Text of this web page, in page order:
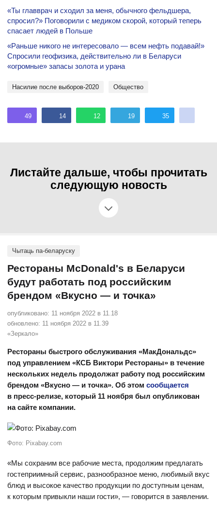
«Ты главврач и сходил за меня, обычного фельдшера,
спросил?» Поговорили с медиком скорой, который теперь
спасает людей в Польше
«Раньше никого не интересовало — всем нефть подавай!»
Спросили геофизика, действительно ли в Беларуси
«огромные» запасы золота и урана
Насилие после выборов-2020 общество
49 14 12 19 35
Листайте дальше, чтобы прочитать
следующую новость